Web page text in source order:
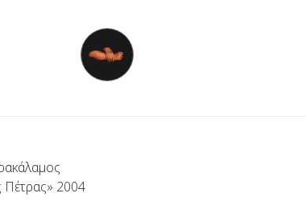
Πέτρας» 2004